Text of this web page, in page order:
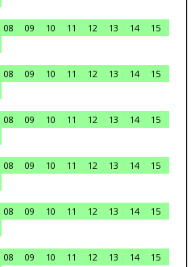
08 09 10 11 12 13 14
15
08 09 10 11 12 13 14
15
08 09 10 11 12 13 14
15
08 09 10 11 12 13 14
15
08 09 10 11 12 13 14
15
08 09 10 11 12 13 14
15